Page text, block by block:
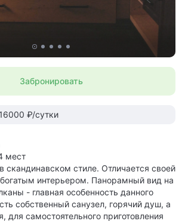
Забронировать
₽/сутки
мест
скандинавском стиле. Отличается своей
интерьером. Панорамный вид на
- главная особенность данного
собственный санузел, горячий душ, а
для самостоятельного приготовления